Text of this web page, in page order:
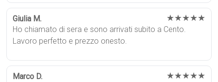
Giulia M. ★★★★★
Ho chiamato di sera e sono arrivati subito a Cento.
Lavoro perfetto e prezzo onesto.
Marco D. ★★★★★